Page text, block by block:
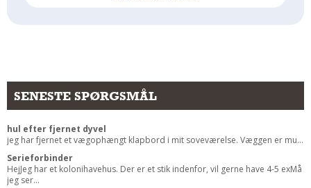
Skadedyr
Om Værktøj
RENGØRING
Rengøring Af Overflader
Pletleksikon
SENESTE SPØRGSMÅL
hul efter fjernet dyvel
jeg har fjernet et vægophængt klapbord i mit soveværelse. Væggen er mu...
Serieforbinder
HejJeg har et kolonihavehus. Der er et stik indenfor, vil gerne have 4-5 exMå
jeg ser...